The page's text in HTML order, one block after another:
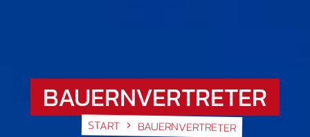
BAUERNVERTRETER
START BAUERNVERTRETER